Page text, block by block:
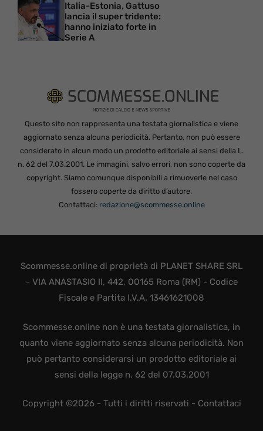
Italia-Estonia, Gattuso
lancia il super tridente:
hanno iniziato forte in
Serie A
Questo sito non rappresenta una testata giornalistica e viene
aggiornato senza alcuna periodicità. Pertanto, non può essere
considerato in alcun modo un prodotto editoriale ai sensi della L.
n. 62 del 7.03.2001. Le immagini, salvo errori, non sono coperte da
copyright. Siamo comunque disponibili a rimuoverle nel caso
fossero coperte da diritto d’autore.
Contattaci: redazione@scommesse.online
Scommesse.online di proprietà di PLANET SHARE SRL
- VIA ANASTASIO II, 442, 00165 Roma (RM) - Codice
Fiscale e Partita I.V.A. 13461621008
Scommesse.online non è una testata giornalistica, in
quanto viene aggiornato senza alcuna periodicità. Non
può pertanto considerarsi un prodotto editoriale ai
sensi della legge n. 62 del 07.03.2001
Copyright ©2026 - Tutti i diritti riservati - Contattaci